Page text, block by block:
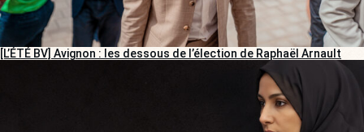
[L’ÉTÉ BV] Avignon : les dessous de l’élection de Raphaël Arnault